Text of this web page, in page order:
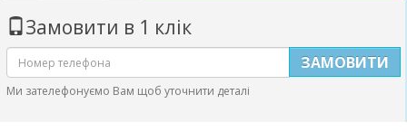
Замовити в 1 клік
ЗАМОВИТИ
Ми зателефонуємо Вам щоб уточнити деталі